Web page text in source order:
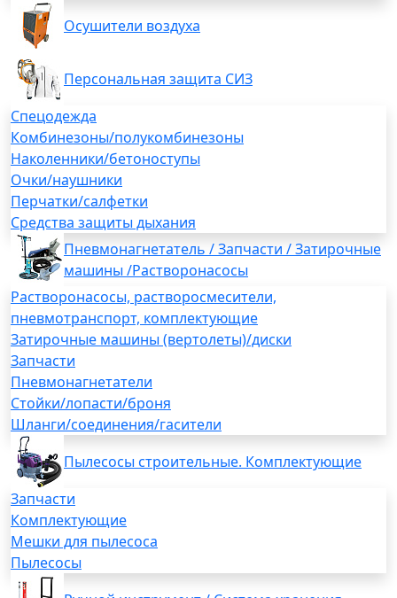
Осушители воздуха
Персональная защита СИЗ
Спецодежда
Комбинезоны/полукомбинезоны
Наколенники/бетоноступы
Очки/наушники
Перчатки/салфетки
Средства защиты дыхания
Пневмонагнетатель / Запчасти / Затирочные
машины /Растворонасосы
Растворонасосы, растворосмесители,
пневмотранспорт, комплектующие
Затирочные машины (вертолеты)/диски
Запчасти
Пневмонагнетатели
Стойки/лопасти/броня
Шланги/соединения/гасители
Пылесосы строительные. Комплектующие
Запчасти
Комплектующие
Мешки для пылесоса
Пылесосы